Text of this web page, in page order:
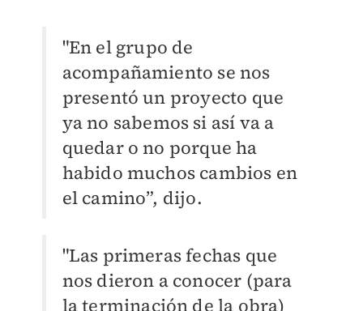
"En el grupo de
acompañamiento se nos
presentó un proyecto que
ya no sabemos si así va a
quedar o no porque ha
habido muchos cambios en
el camino”, dijo.
"Las primeras fechas que
nos dieron a conocer (para
la terminación de la obra)